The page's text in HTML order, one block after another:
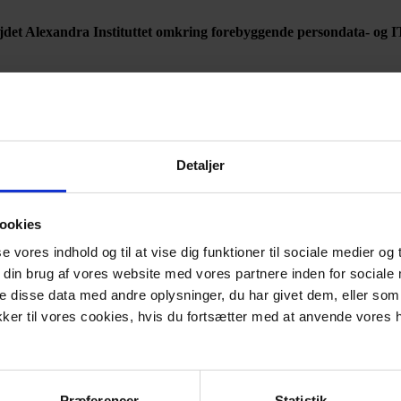
Detaljer
vores indhold og til at vise dig funktioner til sociale medier og
brug af vores website med vores partnere inden for sociale
disse data med andre oplysninger, du har givet dem, eller
til vores cookies, hvis du fortsætter med at anvende vores
Alexandra Instituttet omkring forebyggende persondata-
og persondata blandt SMV´erne, men da det ikke ligger
fra leverandører og rådgivere ift. at finde det rette niveau af
GDPR. Mange har svært ved at forstå, hvad GDPR konkret
det også, at virksomhederne er gået lidt død i det og ser det
rigtigt afsæt, således at virksomhederne får en plan for deres
et større fokus på persondata- og IT-sikkerhed?
IT-sikkerhedsopgaver.